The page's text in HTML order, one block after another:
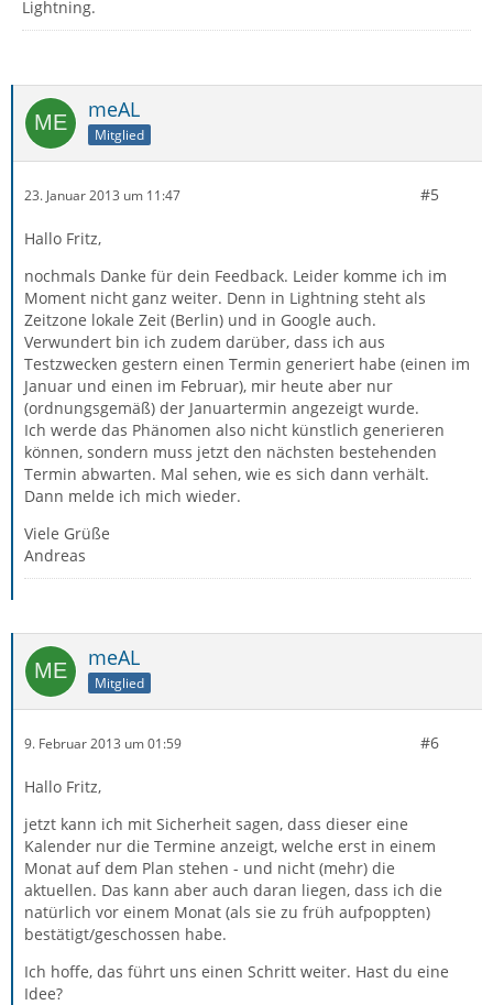
Lightning.
meAL
Mitglied
23. Januar 2013 um 11:47 #5
Hallo Fritz,
nochmals Danke für dein Feedback. Leider komme ich im
Moment nicht ganz weiter. Denn in Lightning steht als
Zeitzone lokale Zeit (Berlin) und in Google auch.
Verwundert bin ich zudem darüber, dass ich aus
Testzwecken gestern einen Termin generiert habe (einen im
Januar und einen im Februar), mir heute aber nur
(ordnungsgemäß) der Januartermin angezeigt wurde.
Ich werde das Phänomen also nicht künstlich generieren
können, sondern muss jetzt den nächsten bestehenden
Termin abwarten. Mal sehen, wie es sich dann verhält.
Dann melde ich mich wieder.
Viele Grüße
Andreas
meAL
Mitglied
9. Februar 2013 um 01:59 #6
Hallo Fritz,
jetzt kann ich mit Sicherheit sagen, dass dieser eine
Kalender nur die Termine anzeigt, welche erst in einem
Monat auf dem Plan stehen - und nicht (mehr) die
aktuellen. Das kann aber auch daran liegen, dass ich die
natürlich vor einem Monat (als sie zu früh aufpoppten)
bestätigt/geschossen habe.
Ich hoffe, das führt uns einen Schritt weiter. Hast du eine
Idee?